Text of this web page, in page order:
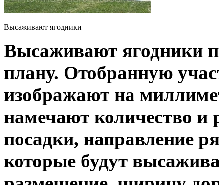
Высаживают ягодники
Высаживают ягодники
плану. Отобранную
изображают на
намечают количество и
посадки, направление
которые будут